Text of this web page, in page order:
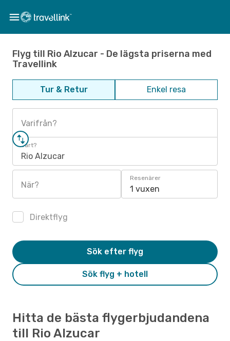
Flyg till Rio Alzucar - De lägsta priserna med
Travellink
Tur & Retur Enkel resa
Varifrån?
Vart?
Rio Alzucar
När?
Resenärer
1 vuxen
Direktflyg
Sök flyg + hotell
Sök efter flyg
Hitta de bästa flygerbjudandena
till Rio Alzucar